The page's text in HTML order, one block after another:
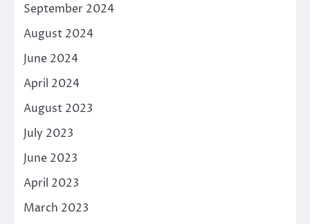
September 2024
August 2024
June 2024
April 2024
August 2023
July 2023
June 2023
April 2023
March 2023